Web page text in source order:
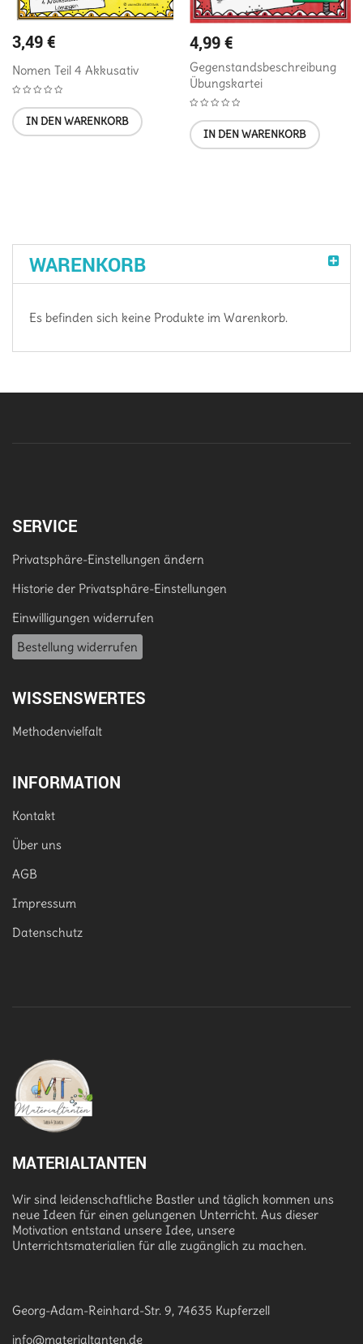
3,49€
Nomen Teil 4 Akkusativ
IN DEN WARENKORB
4,99€
Gegenstandsbeschreibung
Übungskartei
IN DEN WARENKORB
WARENKORB
Es befinden sich keine Produkte im Warenkorb.
SERVICE
Privatsphäre-Einstellungen ändern
Historie der Privatsphäre-Einstellungen
Einwilligungen widerrufen
Bestellung widerrufen
WISSENSWERTES
Methodenvielfalt
INFORMATION
Kontakt
Über uns
AGB
Impressum
Datenschutz
MATERIALTANTEN
Wir sind leidenschaftliche Bastler und täglich kommen uns
neue Ideen für einen gelungenen Unterricht. Aus dieser
Motivation entstand unsere Idee, unsere
Unterrichtsmaterialien für alle zugänglich zu machen.
Georg-Adam-Reinhard-Str. 9, 74635 Kupferzell
info@materialtanten.de